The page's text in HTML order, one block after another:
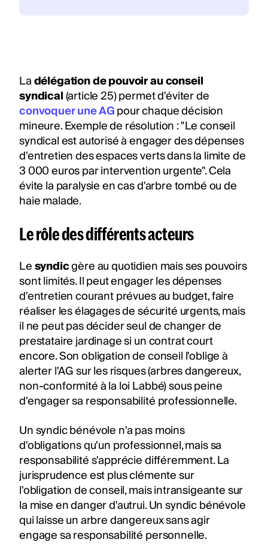
Ladélégation de pouvoir au conseil
syndical(article 25) permet d'éviter de
convoquer une AGpour chaque décision
mineure. Exemple de résolution : "Le conseil
syndical est autorisé à engager des dépenses
d'entretien des espaces verts dans la limite de
3 000 euros par intervention urgente". Cela
évite la paralysie en cas d'arbre tombé ou de
haie malade.
Le rôle des différents acteurs
Lesyndicgère au quotidien mais ses pouvoirs
sont limités. Il peut engager les dépenses
d'entretien courant prévues au budget, faire
réaliser les élagages de sécurité urgents, mais
il ne peut pas décider seul de changer de
prestataire jardinage si un contrat court
encore. Son obligation de conseil l'oblige à
alerter l'AG sur les risques (arbres dangereux,
non-conformité à la loi Labbé) sous peine
d'engager sa responsabilité professionnelle.
Un syndic bénévole n'a pas moins
d'obligations qu'un professionnel, mais sa
responsabilité s'apprécie différemment. La
jurisprudence est plus clémente sur
l'obligation de conseil, mais intransigeante sur
la mise en danger d'autrui. Un syndic bénévole
qui laisse un arbre dangereux sans agir
engage sa responsabilité personnelle.